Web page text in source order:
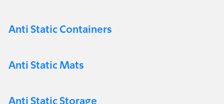
Anti Static Containers
Anti Static Mats
Anti Static Storage